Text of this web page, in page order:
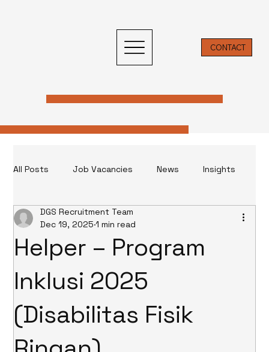
CONTACT
All Posts Job Vacancies News Insights
Insight & News
Helper – Program
Inklusi 2025
(Disabilitas Fisik
DGS Recruitment Team
Dec 19, 2025 1 min read